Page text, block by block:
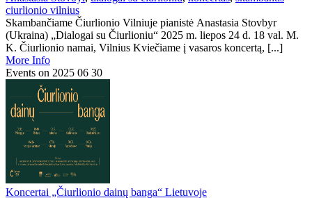
ciurlionio vilnius
Skambančiame Čiurlionio Vilniuje pianistė Anastasia Stovbyr
(Ukraina) „Dialogai su Čiurlioniu“ 2025 m. liepos 24 d. 18 val. M.
K. Čiurlionio namai, Vilnius Kviečiame į vasaros koncertą, [...]
More Info
Events on 2025 06 30
Koncertai „Čiurlionio dainų banga“ Lietuvoje